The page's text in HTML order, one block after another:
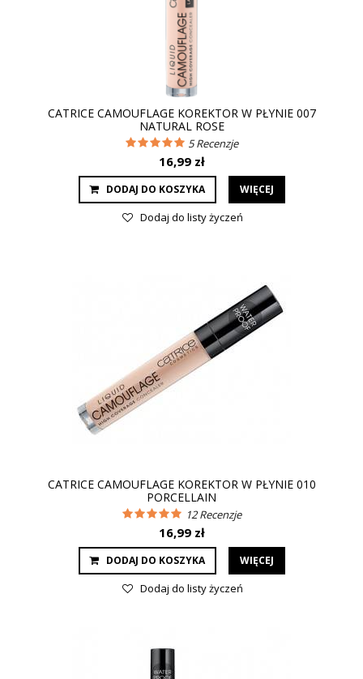
CATRICE CAMOUFLAGE KOREKTOR W PŁYNIE 007
NATURAL ROSE
5Recenzje
16,99 zł
DODAJ DO KOSZYKA WIĘCEJ
Dodaj do listy życzeń
CATRICE CAMOUFLAGE KOREKTOR W PŁYNIE 010
PORCELLAIN
12Recenzje
16,99 zł
DODAJ DO KOSZYKA WIĘCEJ
Dodaj do listy życzeń